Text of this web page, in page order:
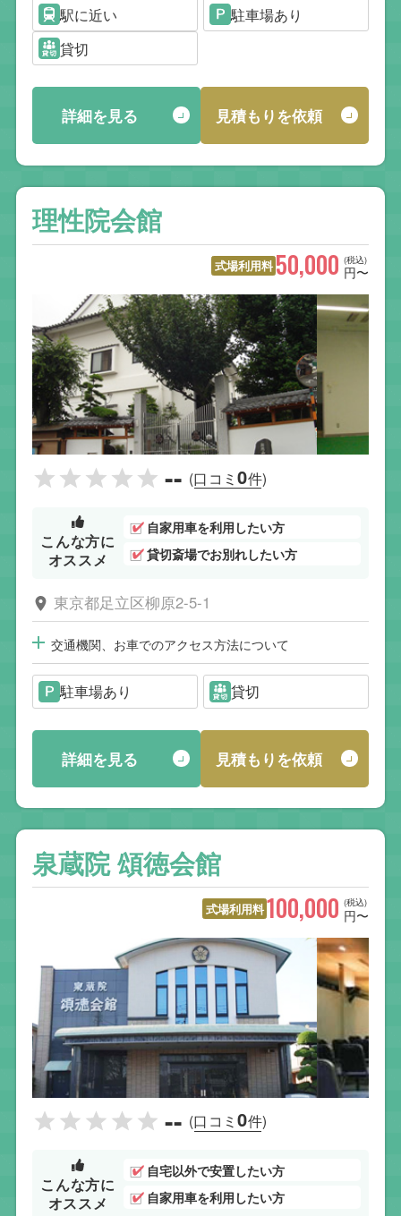
駅に近い
駐車場あり
貸切
詳細を見る 見積もりを依頼
理性院会館
式場利用料 (税込)
50,000 円〜
-- (口コミ0件)
こんな方に
オススメ
自家用車を利用したい方
貸切斎場でお別れしたい方
東京都足立区柳原2-5-1
交通機関、お車でのアクセス方法について
駐車場あり 貸切
詳細を見る 見積もりを依頼
泉蔵院 頌徳会館
式場利用料 (税込)
100,000 円〜
-- (口コミ0件)
こんな方に
オススメ
自宅以外で安置したい方
自家用車を利用したい方